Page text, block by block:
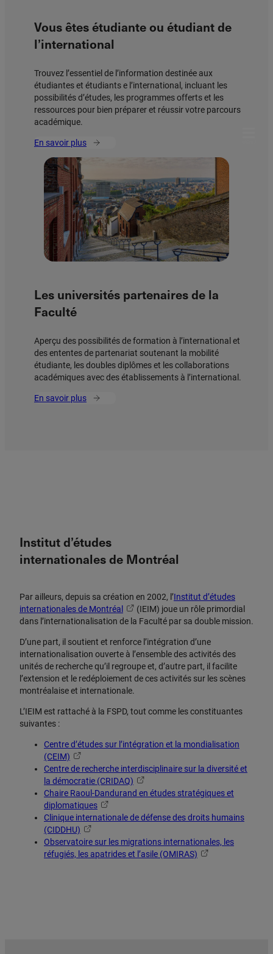
Vous êtes étudiante ou étudiant de
l’international
Trouvez l’essentiel de l’information destinée aux
étudiantes et étudiants e l’international, incluant les
possibilités d’études, les programmes offerts et les
ressources pour bien préparer et réussir votre parcours
académique.
En savoir plus
Les universités partenaires de la
Faculté
Aperçu des possibilités de formation à l’international et
des ententes de partenariat soutenant la mobilité
étudiante, les doubles diplômes et les collaborations
académiques avec des établissements à l’international.
En savoir plus
Institut d’études
internationales de Montréal
Par ailleurs, depuis sa création en 2002, l’Institut d’études
internationales de Montréal
(IEIM) joue un rôle primordial
dans l’internationalisation de la Faculté par sa double mission.
D’une part, il soutient et renforce l’intégration d’une
internationalisation ouverte à l’ensemble des activités des
unités de recherche qu’il regroupe et, d’autre part, il facilite
l’extension et le redéploiement de ces activités sur les scènes
montréalaise et internationale.
L’IEIM est rattaché à la FSPD, tout comme les constituantes
suivantes :
Centre d’études sur l’intégration et la mondialisation
(CEIM)
Centre de recherche interdisciplinaire sur la diversité et
la démocratie (CRIDAQ)
Chaire Raoul-Dandurand en études stratégiques et
diplomatiques
Clinique internationale de défense des droits humains
(CIDDHU)
Observatoire sur les migrations internationales, les
réfugiés, les apatrides et l’asile (OMIRAS)